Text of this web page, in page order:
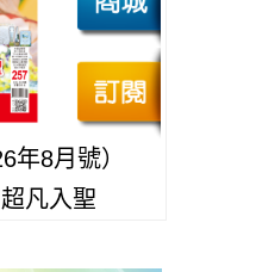
年8月號）
凡入聖